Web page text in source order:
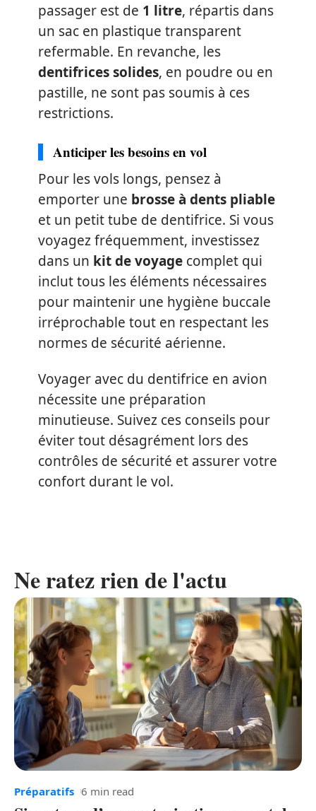
passager est de 1 litre, répartis dans
un sac en plastique transparent
refermable. En revanche, les
dentifrices solides, en poudre ou en
pastille, ne sont pas soumis à ces
restrictions.
Anticiper les besoins en vol
Pour les vols longs, pensez à
emporter une brosse à dents pliable
et un petit tube de dentifrice. Si vous
voyagez fréquemment, investissez
dans un kit de voyage complet qui
inclut tous les éléments nécessaires
pour maintenir une hygiène buccale
irréprochable tout en respectant les
normes de sécurité aérienne.
Voyager avec du dentifrice en avion
nécessite une préparation
minutieuse. Suivez ces conseils pour
éviter tout désagrément lors des
contrôles de sécurité et assurer votre
confort durant le vol.
Ne ratez rien de l'actu
Préparatifs 6 min read